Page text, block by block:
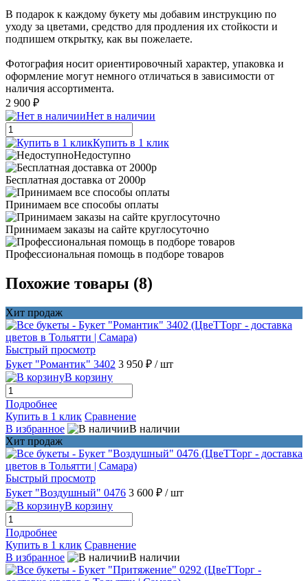
В подарок к каждому букету мы добавим инструкцию по
уходу за цветами, средство для продления их стойкости и
подпишем открытку, как вы пожелаете.
Фотография носит ориентировочный характер, упаковка и
оформление могут немного отличаться в зависимости от
наличия ассортимента.
2 900 ₽
Нет в наличии
Купить в 1 клик
Недоступно
Бесплатная доставка от 2000р
Принимаем все способы оплаты
Принимаем заказы на сайте круглосуточно
Профессиональная помощь в подборе товаров
Похожие товары (8)
Хит продаж
Быстрый просмотр
Букет "Романтик" 3402 3 950 ₽ / шт
В корзину
Подробнее
Купить в 1 клик Сравнение
В избранное
В наличии
Хит продаж
Быстрый просмотр
Букет "Воздушный" 0476 3 600 ₽ / шт
В корзину
Подробнее
Купить в 1 клик Сравнение
В избранное
В наличии